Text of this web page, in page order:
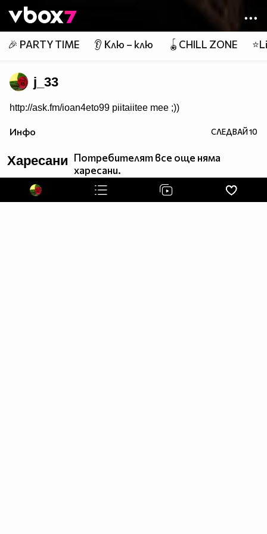
👾
🎉 PARTY TIME 👂 Клю – клю 🪀CHILL ZONE
j_33
http://ask.fm/ioan4eto99 piitaiitee mee ;))
Инфо СЛЕДВАЙ10
Харесани Потребителят все още няма
харесани.